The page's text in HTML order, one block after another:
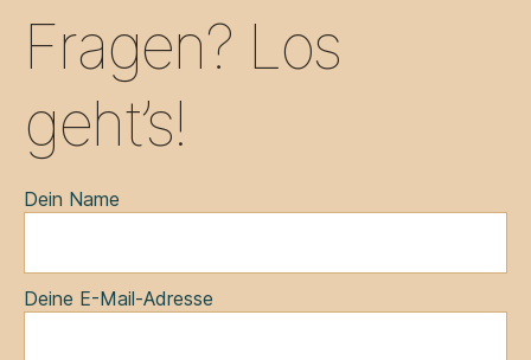
Fragen? Los
geht’s!
Dein Name
Deine E-Mail-Adresse